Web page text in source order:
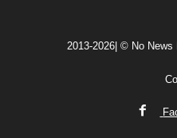
2013-2026| © No